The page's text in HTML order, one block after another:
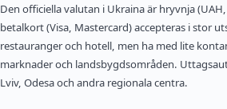
Den officiella valutan i Ukraina är hryvnja
betalkort (Visa, Mastercard) accepteras i stor
restauranger och hotell, men ha med lite
marknader och landsbygdsområden.
Lviv, Odesa och andra regionala centra.